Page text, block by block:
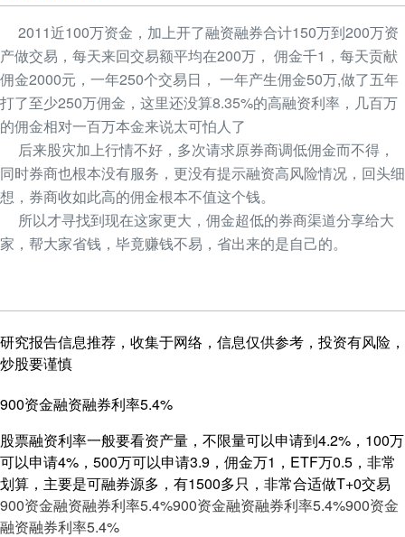
2011近100万资金，加上开了融资融券合计150万到200万资
产做交易，每天来回交易额平均在200万， 佣金千1，每天贡献
佣金2000元，一年250个交易日， 一年产生佣金50万,做了五年
打了至少250万佣金，这里还没算8.35%的高融资利率，几百万
的佣金相对一百万本金来说太可怕人了
后来股灾加上行情不好，多次请求原券商调低佣金而不得，
同时券商也根本没有服务，更没有提示融资高风险情况，回头细
想，券商收如此高的佣金根本不值这个钱。
所以才寻找到现在这家更大，佣金超低的券商渠道分享给大
家，帮大家省钱，毕竟赚钱不易，省出来的是自己的。
研究报告信息推荐，收集于网络，信息仅供参考，投资有风险，
炒股要谨慎
900资金融资融券利率5.4%
股票融资利率一般要看资产量，不限量可以申请到4.2%，100万
可以申请4%，500万可以申请3.9，佣金万1，ETF万0.5，非常
划算，主要是可融券源多，有1500多只，非常合适做T+0交易
900资金融资融券利率5.4%900资金融资融券利率5.4%900资金
融资融券利率5.4%